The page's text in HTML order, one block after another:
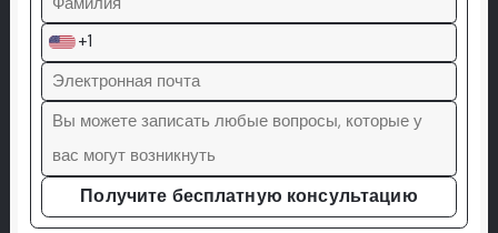
+1
Получите бесплатную консультацию